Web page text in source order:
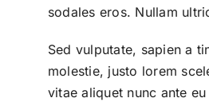
sodales eros. Nullam
Sed vulputate, sapien a
molestie, justo lorem
vitae aliquet nunc ante